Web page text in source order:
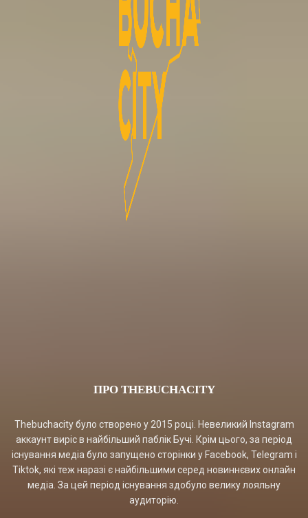
ПРО THEBUCHACITY
Thebuchacity було створено у 2015 році. Невеликий Instagram
аккаунт виріс в найбільший паблік Бучі. Крім цього, за період
існування медіа було запущено сторінки у Facebook, Telegram і
Tiktok, які теж наразі є найбільшими серед новиннєвих онлайн
медіа. За цей період існування здобуло велику лояльну
аудиторію.